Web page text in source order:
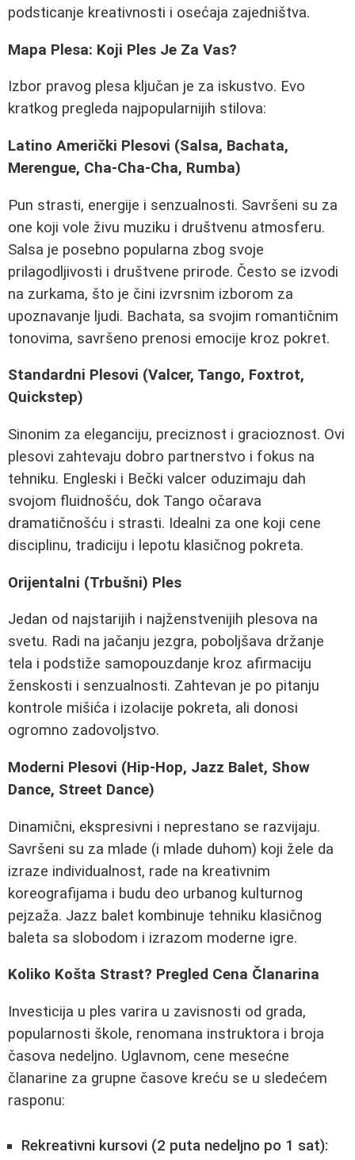
podsticanje kreativnosti i osećaja zajedništva.
Mapa Plesa: Koji Ples Je Za Vas?
Izbor pravog plesa ključan je za iskustvo. Evo
kratkog pregleda najpopularnijih stilova:
Latino Američki Plesovi (Salsa, Bachata,
Merengue, Cha-Cha-Cha, Rumba)
Pun strasti, energije i senzualnosti. Savršeni su za
one koji vole živu muziku i društvenu atmosferu.
Salsa je posebno popularna zbog svoje
prilagodljivosti i društvene prirode. Često se izvodi
na zurkama, što je čini izvrsnim izborom za
upoznavanje ljudi. Bachata, sa svojim romantičnim
tonovima, savršeno prenosi emocije kroz pokret.
Standardni Plesovi (Valcer, Tango, Foxtrot,
Quickstep)
Sinonim za eleganciju, preciznost i gracioznost. Ovi
plesovi zahtevaju dobro partnerstvo i fokus na
tehniku. Engleski i Bečki valcer oduzimaju dah
svojom fluidnošću, dok Tango očarava
dramatičnošću i strasti. Idealni za one koji cene
disciplinu, tradiciju i lepotu klasičnog pokreta.
Orijentalni (Trbušni) Ples
Jedan od najstarijih i najženstvenijih plesova na
svetu. Radi na jačanju jezgra, poboljšava držanje
tela i podstiže samopouzdanje kroz afirmaciju
ženskosti i senzualnosti. Zahtevan je po pitanju
kontrole mišića i izolacije pokreta, ali donosi
ogromno zadovoljstvo.
Moderni Plesovi (Hip-Hop, Jazz Balet, Show
Dance, Street Dance)
Dinamični, ekspresivni i neprestano se razvijaju.
Savršeni su za mlade (i mlade duhom) koji žele da
izraze individualnost, rade na kreativnim
koreografijama i budu deo urbanog kulturnog
pejzaža. Jazz balet kombinuje tehniku klasičnog
baleta sa slobodom i izrazom moderne igre.
Koliko Košta Strast? Pregled Cena Članarina
Investicija u ples varira u zavisnosti od grada,
popularnosti škole, renomana instruktora i broja
časova nedeljno. Uglavnom, cene mesećne
članarine za grupne časove kreću se u sledećem
rasponu:
Rekreativni kursovi (2 puta nedeljno po 1 sat):